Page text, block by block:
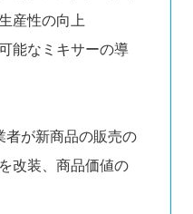
産性の向上
能なミキサーの導
者が新商品の販売の
改装、商品価値の